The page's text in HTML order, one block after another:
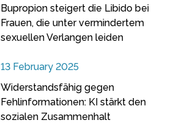
Bupropion steigert die Libido bei
Frauen, die unter vermindertem
sexuellen Verlangen leiden
13 February 2025
Widerstandsfähig gegen
Fehlinformationen: KI stärkt den
sozialen Zusammenhalt